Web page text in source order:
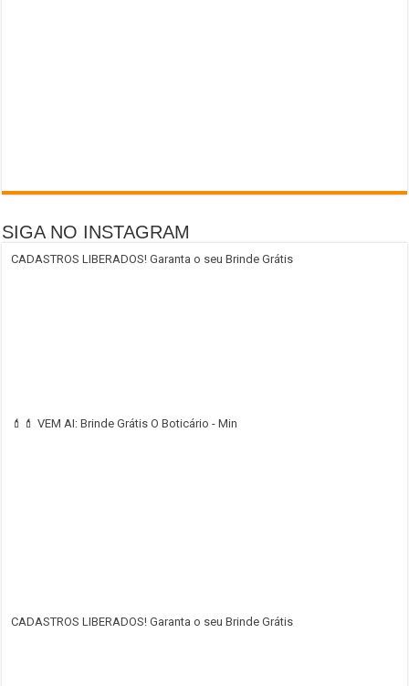
SIGA NO INSTAGRAM
CADASTROS LIBERADOS! Garanta o seu Brinde Grátis
💄💄 VEM AI: Brinde Grátis O Boticário - Min
CADASTROS LIBERADOS! Garanta o seu Brinde Grátis